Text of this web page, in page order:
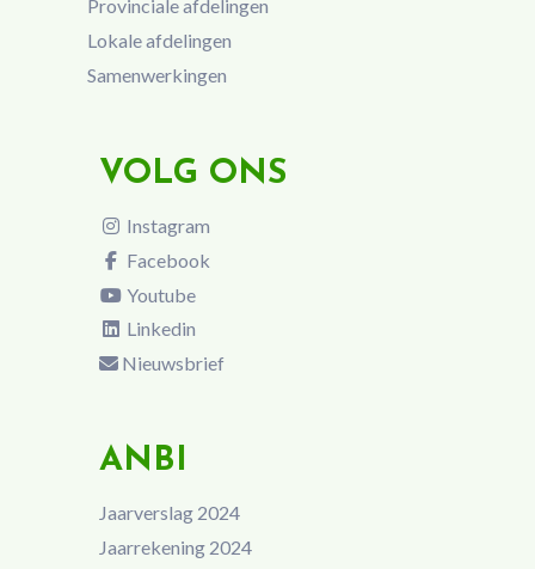
Provinciale afdelingen
Lokale afdelingen
Samenwerkingen
VOLG ONS
Instagram
Facebook
Youtube
Linkedin
Nieuwsbrief
ANBI
Jaarverslag 2024
Jaarrekening 2024